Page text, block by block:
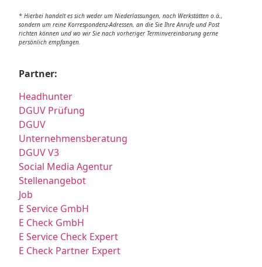
* Hierbei handelt es sich weder um Niederlassungen, noch Werkstätten o.ä.,
sondern um reine Korrespondenz-Adressen, an die Sie Ihre Anrufe und Post
richten können und wo wir Sie nach vorheriger Terminvereinbarung gerne
persönlich empfangen.
Partner:
Headhunter
DGUV Prüfung
DGUV
Unternehmensberatung
DGUV V3
Social Media Agentur
Stellenangebot
Job
E Service GmbH
E Check GmbH
E Service Check Expert
E Check Partner Expert